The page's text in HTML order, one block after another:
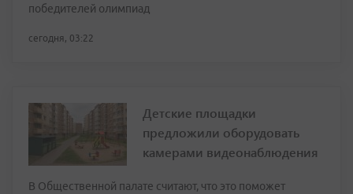
победителей олимпиад
сегодня, 03:22
Детские площадки
предложили оборудовать
камерами видеонаблюдения
В Общественной палате считают, что это поможет